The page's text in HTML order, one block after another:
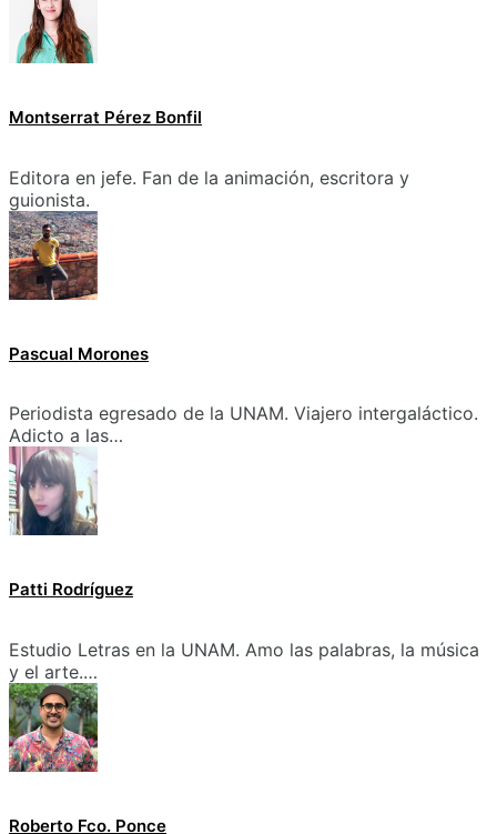
Montserrat Pérez Bonfil
Editora en jefe. Fan de la animación, escritora y
guionista.
Pascual Morones
Periodista egresado de la UNAM. Viajero intergaláctico.
Adicto a las…
Patti Rodríguez
Estudio Letras en la UNAM. Amo las palabras, la música
y el arte.…
Roberto Fco. Ponce